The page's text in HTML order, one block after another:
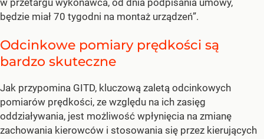
będzie miał 70 tygodni na montaż urządzeń”.
Odcinkowe pomiary prędkości są
bardzo skuteczne
Jak przypomina GITD, kluczową zaletą odcinkowych
pomiarów prędkości, ze względu na ich zasięg
oddziaływania, jest możliwość wpłynięcia na zmianę
zachowania kierowców i stosowania się przez kierujących